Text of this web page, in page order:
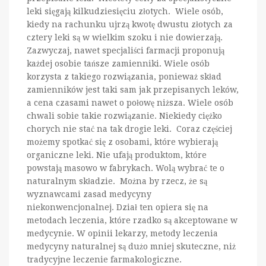
leki sięgają kilkudziesięciu złotych. Wiele osób,
kiedy na rachunku ujrzą kwotę dwustu złotych za
cztery leki są w wielkim szoku i nie dowierzają.
Zazwyczaj, nawet specjaliści farmacji proponują
każdej osobie tańsze zamienniki. Wiele osób
korzysta z takiego rozwiązania, ponieważ skład
zamienników jest taki sam jak przepisanych leków,
a cena czasami nawet o połowę niższa. Wiele osób
chwali sobie takie rozwiązanie. Niekiedy ciężko
chorych nie stać na tak drogie leki. Coraz częściej
możemy spotkać się z osobami, które wybierają
organiczne leki. Nie ufają produktom, które
powstają masowo w fabrykach. Wolą wybrać te o
naturalnym składzie. Można by rzecz, że są
wyznawcami zasad medycyny
niekonwencjonalnej. Dział ten opiera się na
metodach leczenia, które rzadko są akceptowane w
medycynie. W opinii lekarzy, metody leczenia
medycyny naturalnej są dużo mniej skuteczne, niż
tradycyjne leczenie farmakologiczne.